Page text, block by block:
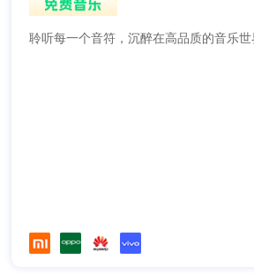
聆听每一个音符，沉醉在高品质的音乐世